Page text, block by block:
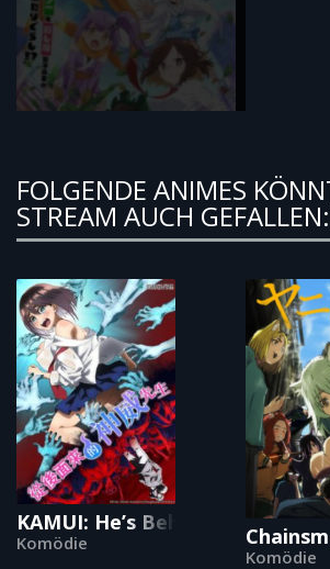
FOLGENDE ANIMES
STREAM AUCH GEFALLEN:
KAMUI: He’s Behind You
Komödie
Komödie